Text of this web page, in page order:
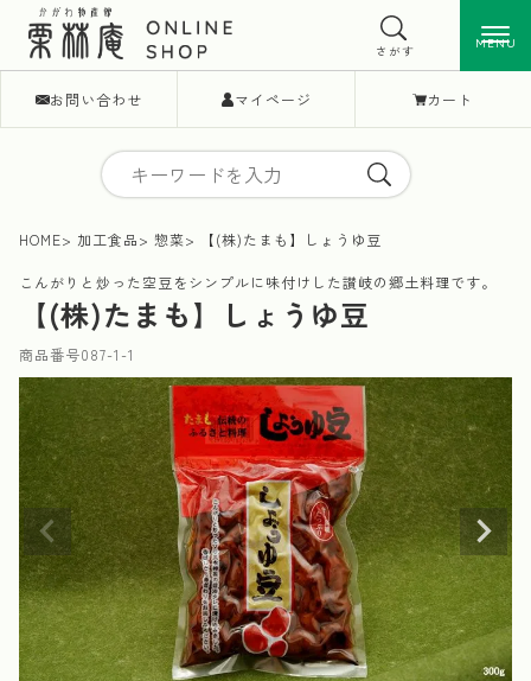
お問い合わせ マイページ カート
MENU
さがす MENU
HOME 加工食品 惣菜 【(株)たまも】しょうゆ豆
こんがりと炒った空豆をシンプルに味付けした讃岐の郷土料理です。
【(株)たまも】しょうゆ豆
商品番号087-1-1